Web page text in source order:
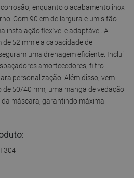
enquanto o acabamento inox
Com 90 cm de largura e um sifão
instalação flexível e adaptável. A
52 mm e a capacidade de
uma drenagem eficiente. Inclui
amortecedores, filtro
personalização. Além disso, vem
50/40 mm, uma manga de vedação
máscara, garantindo máxima
304